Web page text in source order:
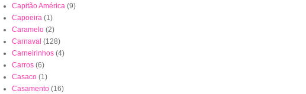
Capitão América (9)
Capoeira (1)
Caramelo (2)
Carnaval (128)
Carneirinhos (4)
Carros (6)
Casaco (1)
Casamento (16)